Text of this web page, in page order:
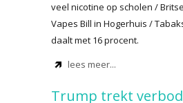
veel nicotine op scholen /
Vapes Bill in Hogerhuis /
daalt met 16 procent.
lees meer...
Trump trekt